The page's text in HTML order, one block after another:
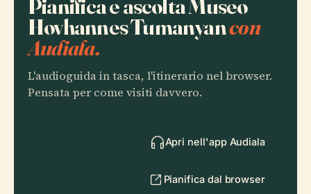
Pianifica e ascolta Museo
Hovhannes Tumanyancon
Audiala.
L'audioguida in tasca, l'itinerario nel browser.
Pensata per come visiti davvero.
Apri nell'app Audiala
Pianifica dal browser